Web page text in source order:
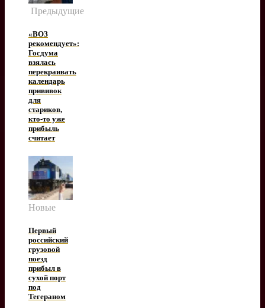
Предыдущие
«ВОЗ
рекомендует»:
Госдума
взялась
перекраивать
календарь
прививок
для
стариков,
кто-то уже
прибыль
считает
Новые
Первый
российский
грузовой
поезд
прибыл в
сухой порт
под
Тегераном